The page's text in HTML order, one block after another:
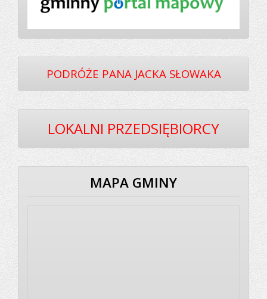
PODRÓŻE PANA JACKA SŁOWAKA
LOKALNI PRZEDSIĘBIORCY
MAPA GMINY